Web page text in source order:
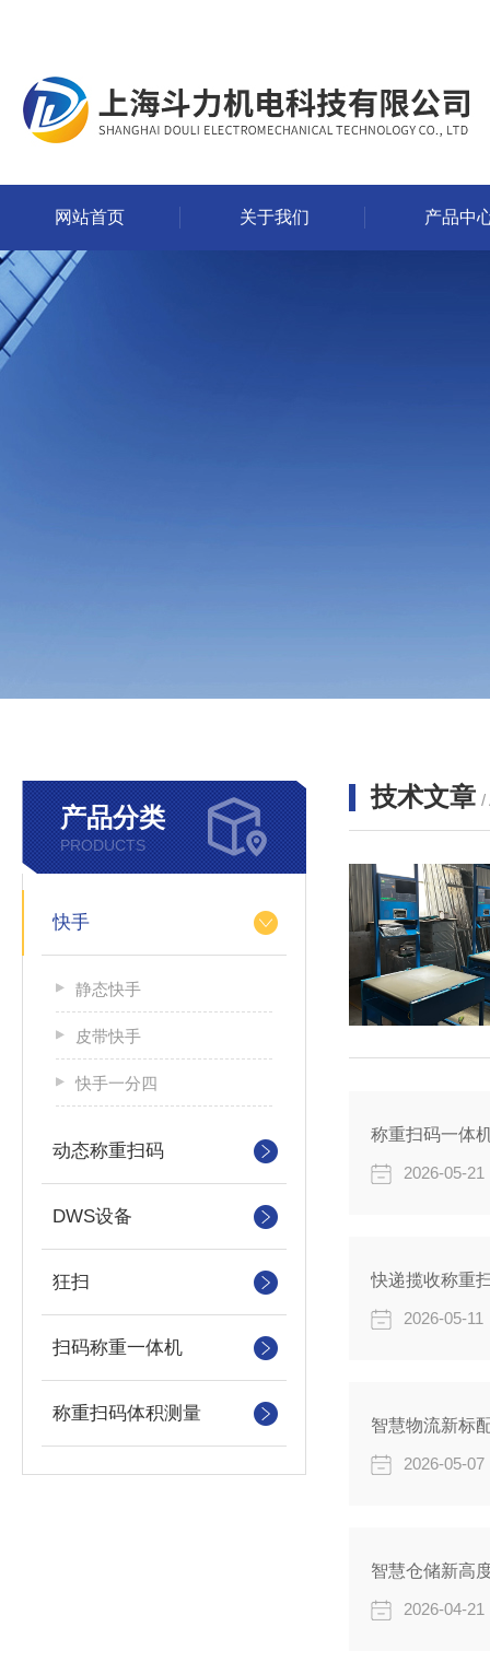
网站首页 关于我们 产品中
产品分类
PRODUCTS
快手
静态快手
皮带快手
快手一分四
动态称重扫码
DWS设备
狂扫
扫码称重一体机
称重扫码体积测量
技术文章 /
称重扫码一体
2026-05-21
2026-05-11
2026-05-07
2026-04-21